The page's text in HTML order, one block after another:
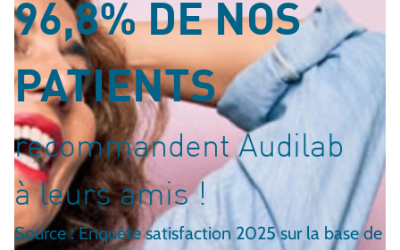
96,8% DE NOS
PATIENTS
recommandent Audilab
à leurs amis !
Source : Enquête satisfaction 2025 sur la base de